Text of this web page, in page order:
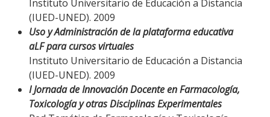
Instituto Universitario de Educación a Distancia
(IUED-UNED). 2009
Uso y Administración de la plataforma educativa
aLF para cursos virtuales
Instituto Universitario de Educación a Distancia
(IUED-UNED). 2009
I Jornada de Innovación Docente en Farmacología,
Toxicología y otras Disciplinas Experimentales